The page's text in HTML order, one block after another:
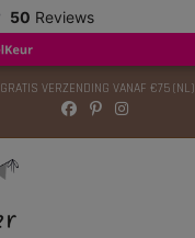
50 Reviews
GRATIS VERZENDING VANAF €75 (NL)